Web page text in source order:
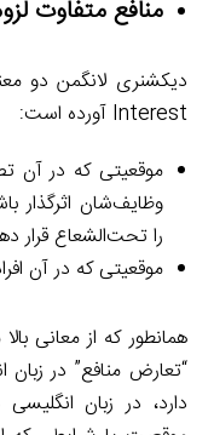
منافع متفاوت
Interest آورده است:
موقعیتی که در آن
وظایف‌شان اثرگذار
را تحت‌الشعاع قرار
موقعیتی که در آن
همانطور که از معانی
“تعارض منافع” در زبان
دارد، در زبان